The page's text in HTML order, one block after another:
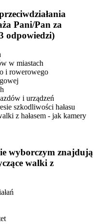
Pani/Pan za
odpowiedzi)
w miastach
i rowerowego
i urządzeń
szkodliwości hałasu
z hałasem - jak kamery
wyborczym znajdują
walki z